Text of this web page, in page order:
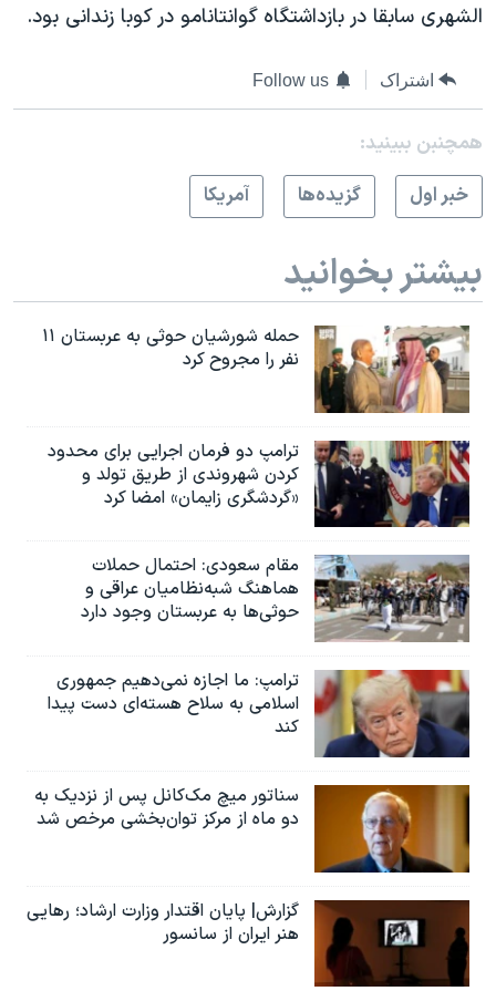
همایش محافظه‌کاران آمریکا «سی‌پک»
الشهری سابقا در بازداشتگاه گوانتانامو در کوبا زندانی بود.
اشتراک Follow us
همچنبن ببینید:
خبر اول
گزيده‌ها آمريکا
بیشتر بخوانید
حمله شورشیان حوثی به عربستان ۱۱
نفر را مجروح کرد
ترامپ دو فرمان اجرایی برای محدود
کردن شهروندی از طریق تولد و
«گردشگری زایمان» امضا کرد
مقام سعودی: احتمال حملات
هماهنگ شبه‌نظامیان عراقی و
حوثی‌ها به عربستان وجود دارد
ترامپ: ما اجازه نمی‌دهیم جمهوری
اسلامی به سلاح هسته‌ای دست پیدا
کند
سناتور میچ مک‌کانل پس از نزدیک به
دو ماه از مرکز توان‌بخشی مرخص شد
گزارش| پایان اقتدار وزارت ارشاد؛ رهایی
هنر ایران از سانسور